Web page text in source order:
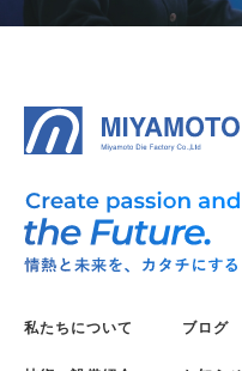
私たちについて ブログ